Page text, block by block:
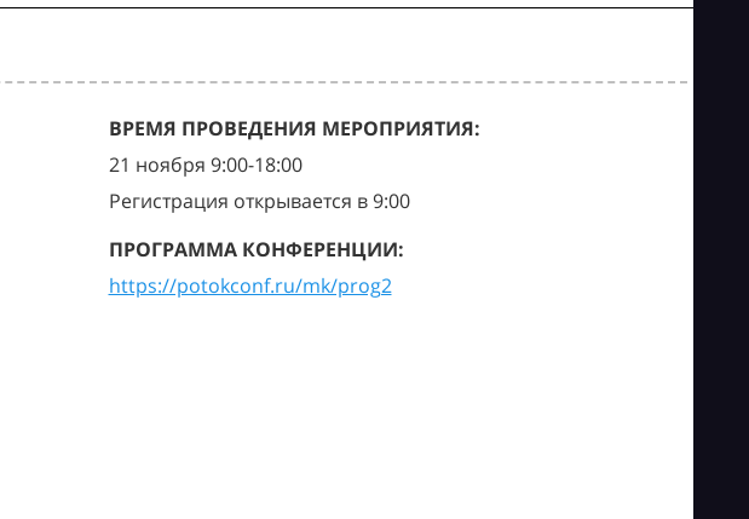
ВРЕМЯ ПРОВЕДЕНИЯ МЕРОПРИЯТИЯ:
21 ноября 9:00-18:00
Регистрация открывается в 9:00
ПРОГРАММА КОНФЕРЕНЦИИ:
https://potokconf.ru/mk/prog2